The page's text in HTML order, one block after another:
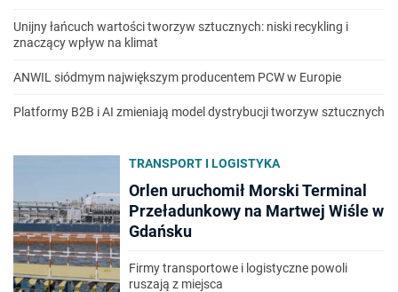
Unijny łańcuch wartości tworzyw sztucznych: niski recykling i
znaczący wpływ na klimat
ANWIL siódmym największym producentem PCW w Europie
Platformy B2B i AI zmieniają model dystrybucji tworzyw sztucznych
TRANSPORT I LOGISTYKA
Orlen uruchomił Morski Terminal
Przeładunkowy na Martwej Wiśle w
Gdańsku
Firmy transportowe i logistyczne powoli
ruszają z miejsca